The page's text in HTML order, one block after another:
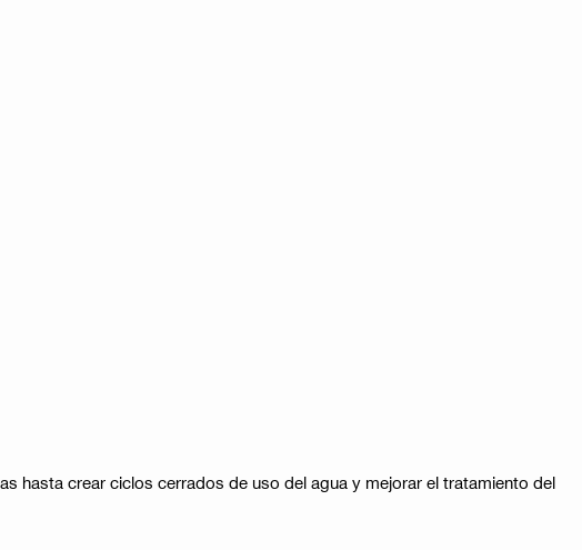
hasta crear ciclos cerrados de uso del agua y mejorar el tratamiento del